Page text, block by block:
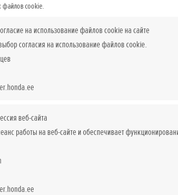
файлов cookie.
на использование файлов cookie на сайте
согласия на использование файлов cookie.
веб-сайта
работы на веб-сайте и обеспечивает